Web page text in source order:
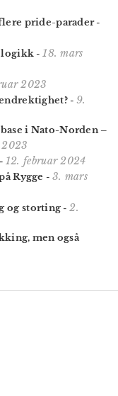
pride-parader-
logikk - 18. mars
2023
- 9.
i Nato-Norden –
12. februar 2024
Rygge - 3. mars
og storting - 2.
men også